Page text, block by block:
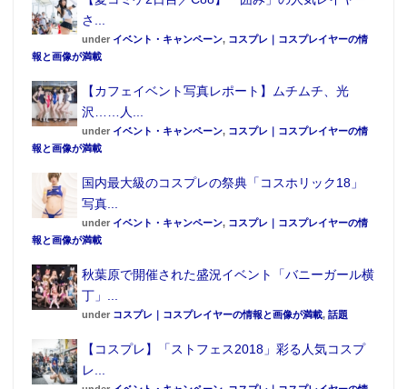
さ...
under イベント・キャンペーン, コスプレ｜コスプレイヤーの情
報と画像が満載
【カフェイベント写真レポート】ムチムチ、光
沢……人...
under イベント・キャンペーン, コスプレ｜コスプレイヤーの情
報と画像が満載
国内最大級のコスプレの祭典「コスホリック18」
写真...
under イベント・キャンペーン, コスプレ｜コスプレイヤーの情
報と画像が満載
秋葉原で開催された盛況イベント「バニーガール横
丁」...
under コスプレ｜コスプレイヤーの情報と画像が満載, 話題
【コスプレ】「ストフェス2018」彩る人気コスプ
レ...